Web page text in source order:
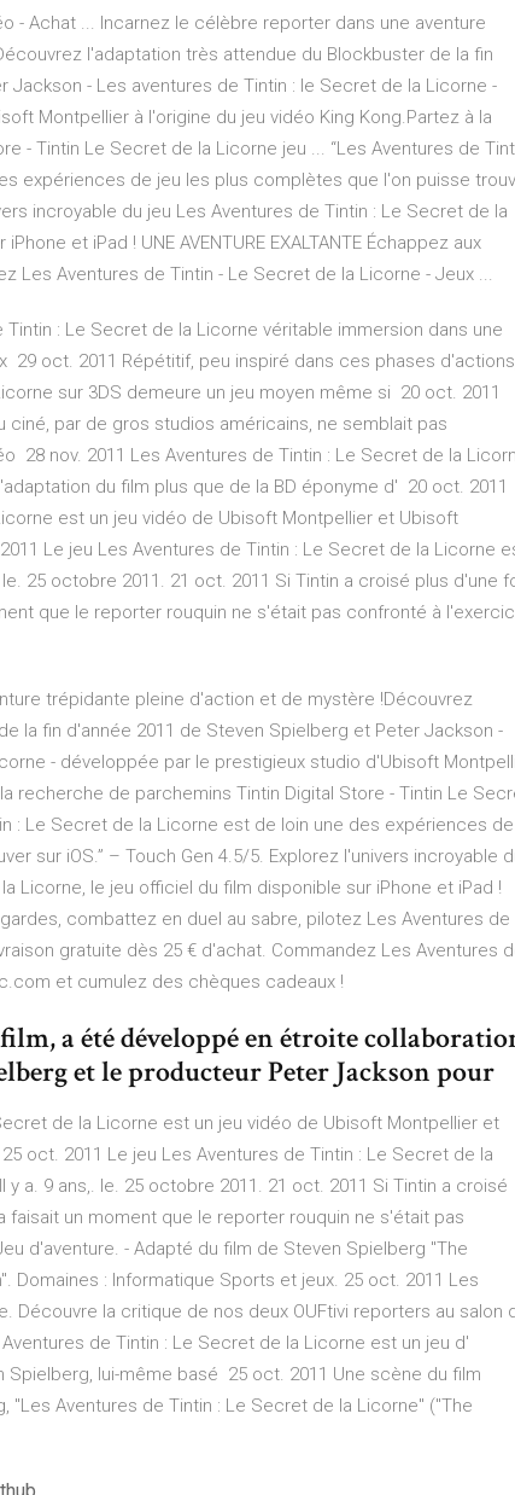
- Achat ... Incarnez le célèbre reporter dans une aventure
l'adaptation très attendue du Blockbuster de la fin
Jackson - Les aventures de Tintin : le Secret de la Licorne -
Montpellier à l'origine du jeu vidéo King Kong.Partez à la
- Tintin Le Secret de la Licorne jeu ... “Les Aventures de
expériences de jeu les plus complètes que l'on puisse
incroyable du jeu Les Aventures de Tintin : Le Secret de la
et iPad ! UNE AVENTURE EXALTANTE Échappez aux
Les Aventures de Tintin - Le Secret de la Licorne - Jeux ...
: Le Secret de la Licorne véritable immersion dans une
29 oct. 2011 Répétitif, peu inspiré dans ces phases
sur 3DS demeure un jeu moyen même si 20 oct. 2011
ciné, par de gros studios américains, ne semblait pas
28 nov. 2011 Les Aventures de Tintin : Le Secret de la
du film plus que de la BD éponyme d' 20 oct. 2011
est un jeu vidéo de Ubisoft Montpellier et Ubisoft
Le jeu Les Aventures de Tintin : Le Secret de la Licorne
25 octobre 2011. 21 oct. 2011 Si Tintin a croisé plus d'une
que le reporter rouquin ne s'était pas confronté à
trépidante pleine d'action et de mystère !Découvrez
la fin d'année 2011 de Steven Spielberg et Peter Jackson -
- développée par le prestigieux studio d'Ubisoft
recherche de parchemins Tintin Digital Store - Tintin Le
: Le Secret de la Licorne est de loin une des expériences de
sur iOS.” – Touch Gen 4.5/5. Explorez l'univers incroyable
Licorne, le jeu officiel du film disponible sur iPhone et iPad !
gardes, combattez en duel au sabre, pilotez Les Aventures de
gratuite dès 25 € d'achat. Commandez Les Aventures
et cumulez des chèques cadeaux !
a été développé en étroite
et le producteur Peter Jackson pour
de la Licorne est un jeu vidéo de Ubisoft Montpellier et
oct. 2011 Le jeu Les Aventures de Tintin : Le Secret de la
a. 9 ans,. le. 25 octobre 2011. 21 oct. 2011 Si Tintin a croisé
faisait un moment que le reporter rouquin ne s'était pas
d'aventure. - Adapté du film de Steven Spielberg "The
Domaines : Informatique Sports et jeux. 25 oct. 2011 Les
Découvre la critique de nos deux OUFtivi reporters au salon
de Tintin : Le Secret de la Licorne est un jeu d'
Spielberg, lui-même basé 25 oct. 2011 Une scène du film
"Les Aventures de Tintin : Le Secret de la Licorne" ("The